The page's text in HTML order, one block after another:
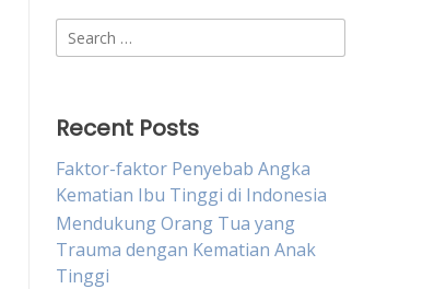
Search
for:
Recent Posts
Faktor-faktor Penyebab Angka
Kematian Ibu Tinggi di Indonesia
Mendukung Orang Tua yang
Trauma dengan Kematian Anak
Tinggi